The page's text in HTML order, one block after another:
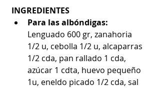
INGREDIENTES
Para las albóndigas:
Lenguado 600 gr, zanahoria
1/2 u, cebolla 1/2 u, alcaparras
1/2 cda, pan rallado 1 cda,
azúcar 1 cdta, huevo pequeño
1u, eneldo picado 1/2 cda, sal